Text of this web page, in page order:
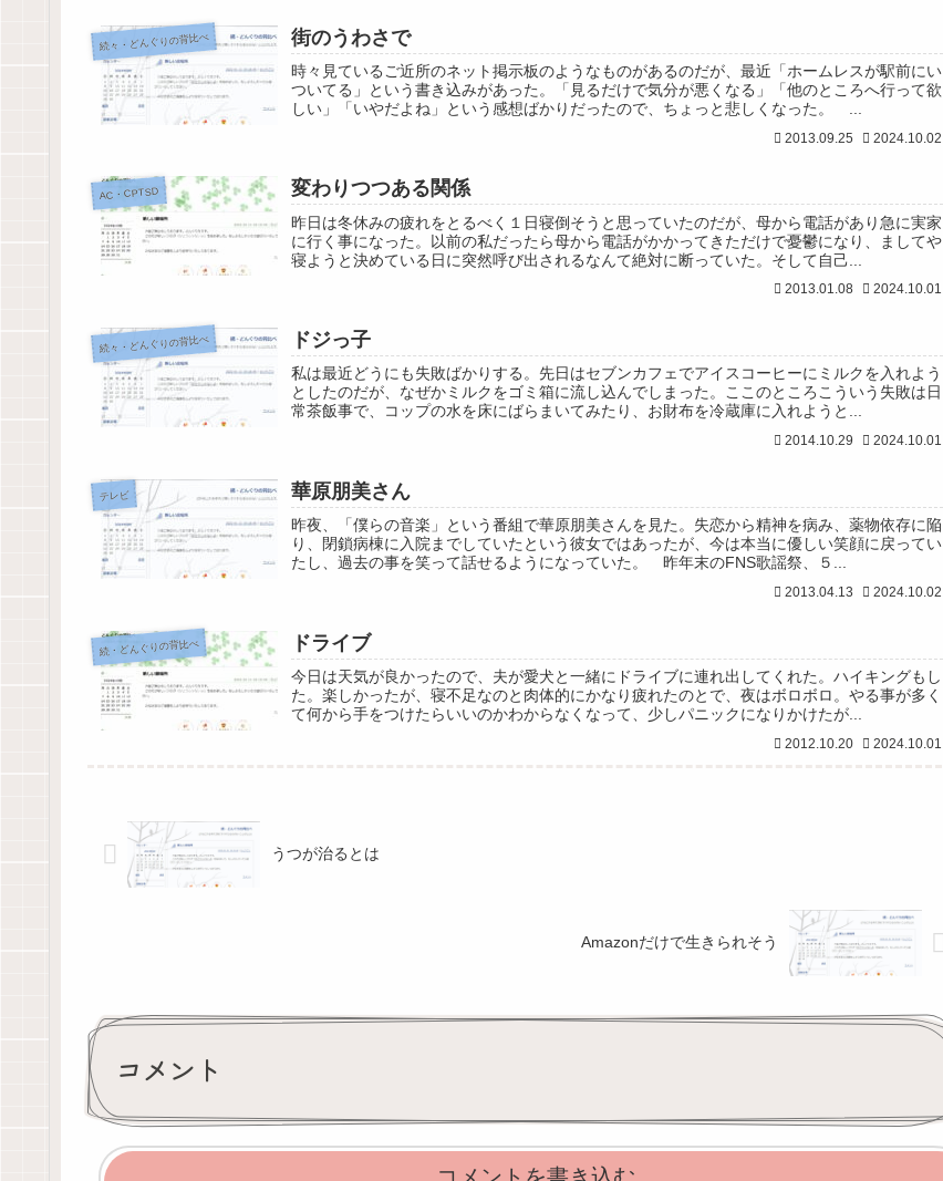
続々・どんぐりの背比べ 街のうわさで
時々見ているご近所のネット掲示板のようなものがあるのだが、最近「ホームレスが駅前にい
ついてる」という書き込みがあった。「見るだけで気分が悪くなる」「他のところへ行って欲
しい」「いやだよね」という感想ばかりだったので、ちょっと悲しくなった。 ...
2013.09.25 2024.10.02
AC・CPTSD 変わりつつある関係
昨日は冬休みの疲れをとるべく１日寝倒そうと思っていたのだが、母から電話があり急に実家
に行く事になった。以前の私だったら母から電話がかかってきただけで憂鬱になり、ましてや
寝ようと決めている日に突然呼び出されるなんて絶対に断っていた。そして自己...
2013.01.08 2024.10.01
続々・どんぐりの背比べ ドジっ子
私は最近どうにも失敗ばかりする。先日はセブンカフェでアイスコーヒーにミルクを入れよう
としたのだが、なぜかミルクをゴミ箱に流し込んでしまった。ここのところこういう失敗は日
常茶飯事で、コップの水を床にばらまいてみたり、お財布を冷蔵庫に入れようと...
2014.10.29 2024.10.01
テレビ 華原朋美さん
昨夜、「僕らの音楽」という番組で華原朋美さんを見た。失恋から精神を病み、薬物依存に陥
り、閉鎖病棟に入院までしていたという彼女ではあったが、今は本当に優しい笑顔に戻ってい
たし、過去の事を笑って話せるようになっていた。 昨年末のFNS歌謡祭、５...
2013.04.13 2024.10.02
続・どんぐりの背比べ ドライブ
今日は天気が良かったので、夫が愛犬と一緒にドライブに連れ出してくれた。ハイキングもし
た。楽しかったが、寝不足なのと肉体的にかなり疲れたのとで、夜はボロボロ。やる事が多く
て何から手をつけたらいいのかわからなくなって、少しパニックになりかけたが...
2012.10.20 2024.10.01
うつが治るとは
Amazonだけで生きられそう
コメント
コメントを書き込む